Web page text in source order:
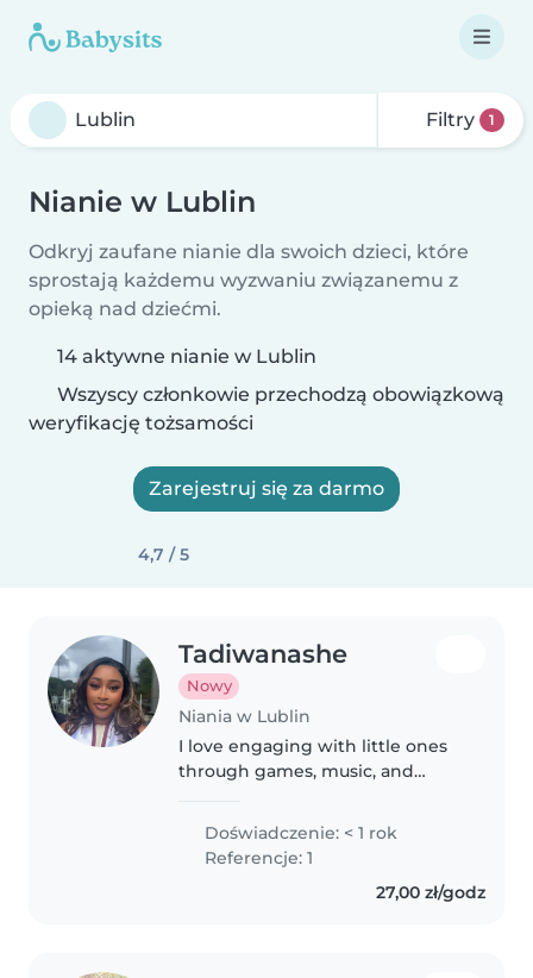
Filtry 1
Nianie w Lublin
Odkryj zaufane nianie dla swoich dzieci, które
sprostają każdemu wyzwaniu związanemu z
opieką nad dziećmi.
14 aktywne nianie w Lublin
Wszyscy członkowie przechodzą obowiązkową
weryfikację tożsamości
Zarejestruj się za darmo
4,7 / 5
Tadiwanashe
Nowy
Niania w Lublin
I love engaging with little ones
through games, music, and
a degree in midwifery and eager
to bring my approach to caring
for your baby, toddler,..
Doświadczenie: < 1 rok
Referencje: 1
27,00 zł/godz